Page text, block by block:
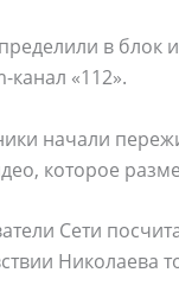
в блок
канал «112».
начали
которое
Сети
Николаева